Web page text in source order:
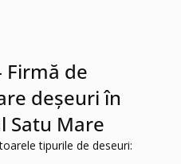
Firmă de
deșeuri în
Satu Mare
tipurile de deseuri: